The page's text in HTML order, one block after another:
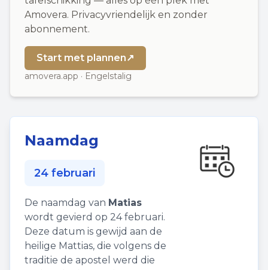
Amovera. Privacyvriendelijk en zonder
abonnement.
Start met plannen↗
amovera.app · Engelstalig
Naamdag
24 februari
De naamdag van Matias
wordt gevierd op 24 februari.
Deze datum is gewijd aan de
heilige Mattias, die volgens de
traditie de apostel werd die